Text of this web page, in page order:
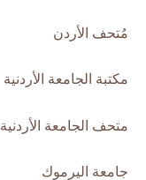
مُتحف الأردن
مكتبة الجامعة الأردنية
متحف الجامعة الأردنية
جامعة اليرموك